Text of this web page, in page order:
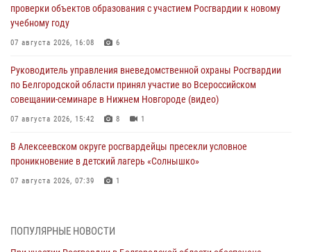
проверки объектов образования с участием Росгвардии к новому
учебному году
07 августа 2026, 16:08 6
Руководитель управления вневедомственной охраны Росгвардии
по Белгородской области принял участие во Всероссийском
совещании-семинаре в Нижнем Новгороде (видео)
07 августа 2026, 15:42 8 1
В Алексеевском округе росгвардейцы пресекли условное
проникновение в детский лагерь «Солнышко»
07 августа 2026, 07:39 1
ПОПУЛЯРНЫЕ НОВОСТИ